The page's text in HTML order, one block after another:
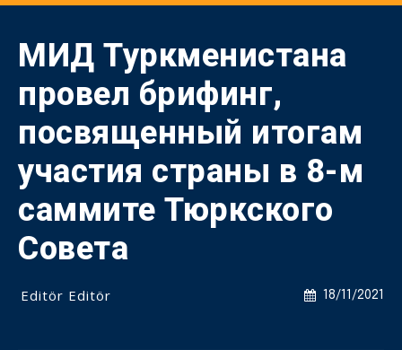
МИД Туркменистана
провел брифинг,
посвященный итогам
участия страны в 8-м
саммите Тюркского
Совета
18/11/2021
Editör Editör